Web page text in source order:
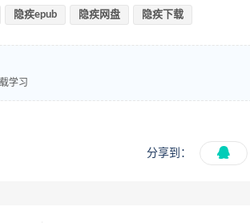
隐疾epub 隐疾网盘 隐疾下载
学习
分享到：